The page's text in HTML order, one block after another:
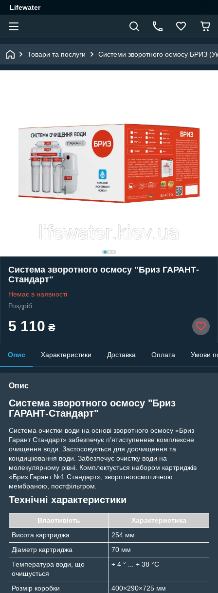
Lifewater
Товари та послуги Системи зворотного осмосу БРИЗ
Система зворотного осмосу "Бриз ГАРАНТ-
Стандарт"
Немає в наявності
Роздріб
5 110 ₴
Опис Характеристики Доставка Оплата Умови
Опис
Система зворотного осмосу "Бриз
ГАРАНТ-Стандарт"
Система очистки води на основі зворотного осмосу «Бриз
Гарант Стандарт» забезпечує п’ятиступеневе комплексне
очищення води. Застосовується для доочищення та
кондиціювання води. Забезпечує очистку води на
молекулярному рівні. Комплектується набором картриджів
«Бриз Гарант №1 Стандарт», зворотноосмотичною
мембраною, постфільтром.
Технічні характеристики
Властивість
Характеристика
Висота картриджа
254 мм
Діаметр картриджа
70 мм
Температура води, що
очищується
+ 4 ° ... + 38 °С
Розмір коробки
400×290×725 мм